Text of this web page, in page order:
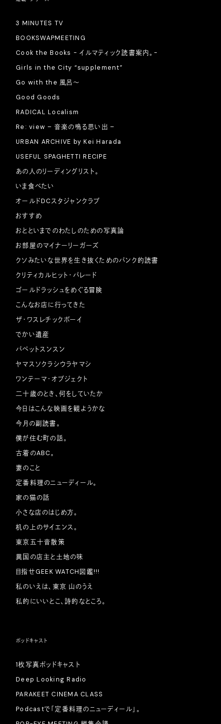
3 MINUTES TV
BOOKSWAPMEETING
Cook the Books - イルマティック読書案内。-
Girls in the City “supplement”
Go with the 風呂〜
Good Goods
RADICAL Localism
Re: view – 音楽の鳴る思い出 –
URBAN ARCHIVE by Kei Harada
USEFUL SPAGHETTI RECIPE
あの人のリーディングリスト。
いま食べたい
オールドDCスタジャンクラブ
おすすめ
おとといまでのわたしのための写真論
お部屋のマイナーリーガーズ
クソみたいな世界を生き抜くためのパンク的読書
クリティカルヒット・パレード
ゴールドラッシュをめぐる冒険
こんなお店に行ってきた
ザ・ワスレチックボーイ
でかい遺産
パペットスンスン
ヤマスソクラシウラヤマシ
ワンテーマ・オブジェクト
二十歳のとき、何をしていたか
今日はこんな映画を観ようかな
今月の副読書。
僕が住む町の話。
古着のABC。
妻のこと
定番料理のニューディール。
家の猫の話
小さな店のはじめ方。
机の上のサイエンス。
東京五十音散策
異国の店主と土地の味
目指せGEEK WATCH図鑑!!!
私のいえは、東京 山のうえ
私的にいいとこ、詩的なところ。
ポッドキャスト
1枚写真ポッドキャスト
Deep Looking Radio
PARAKEET CINEMA CLASS
Podcastで「定番料理のニューディール」。